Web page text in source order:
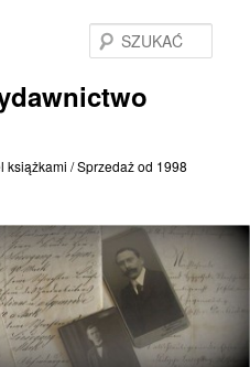
książkami / Sprzedaż od 1998